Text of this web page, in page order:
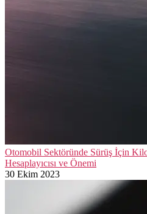
Otomobil Sektöründe Sürüş İçin
Hesaplayıcısı ve Önemi
30 Ekim 2023